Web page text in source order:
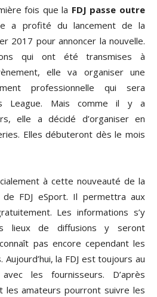
fois que la FDJ passe outre
a profité du lancement de la
2017 pour annoncer la nouvelle.
qui ont été transmises à
elle va organiser une
professionnelle qui sera
League. Mais comme il y a
elle a décidé d’organiser en
Elles débuteront dès le mois
à cette nouveauté de la
FDJ eSport. Il permettra aux
Les informations s’y
lieux de diffusions y seront
pas encore cependant les
la FDJ est toujours au
les fournisseurs. D’après
les amateurs pourront suivre les